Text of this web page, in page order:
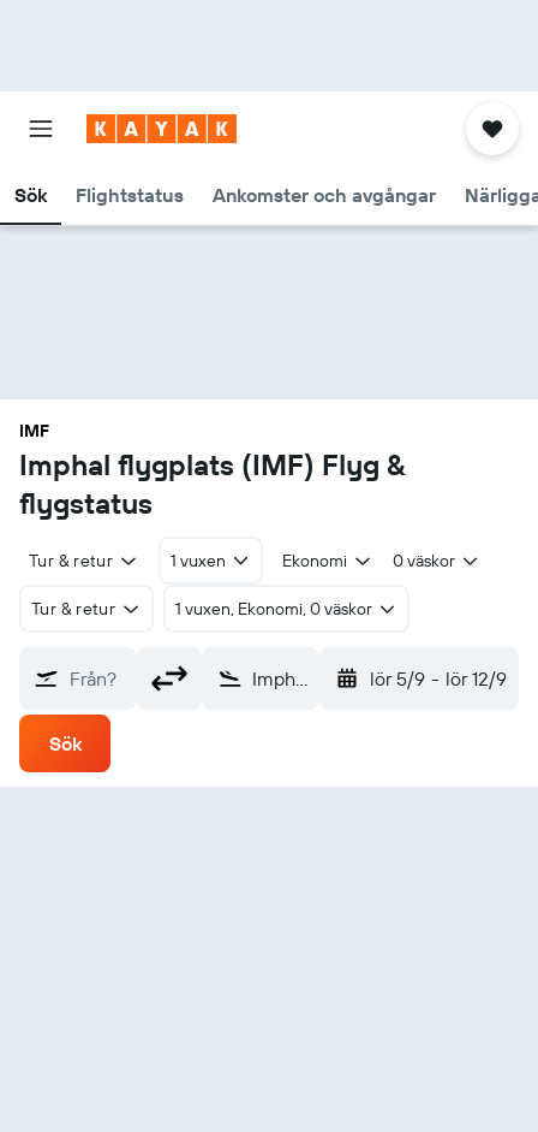
Sök Flightstatus Ankomster och avgångar
IMF
Imphal flygplats (IMF) Flyg &
flygstatus
Tur & retur 1 vuxen Ekonomi 0 väskor
Tur & retur 1 vuxen, Ekonomi, 0 väskor
Från? Imphal (IMF) lör 5/9 - lör 12/9
Sök